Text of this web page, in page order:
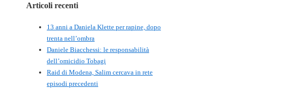
Articoli recenti
13 anni a Daniela Klette per rapine, dopo
trenta nell’ombra
Daniele Biacchessi: le responsabilità
dell’omicidio Tobagi
Raid di Modena, Salim cercava in rete
episodi precedenti